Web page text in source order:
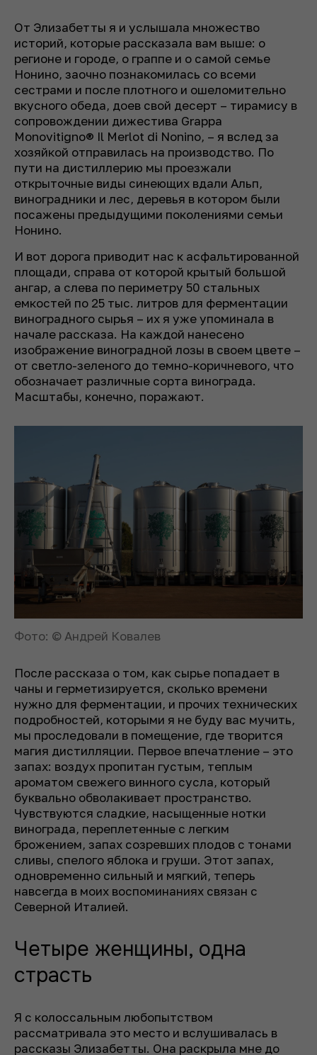
От Элизабетты я и услышала множество
историй, которые рассказала вам выше: о
регионе и городе, о граппе и о самой семье
Нонино, заочно познакомилась со всеми
сестрами и после плотного и ошеломительно
вкусного обеда, доев свой десерт – тирамису в
сопровождении дижестива Grappa
Monovitigno® Il Merlot di Nonino, – я вслед за
хозяйкой отправилась на производство. По
пути на дистиллерию мы проезжали
открыточные виды синеющих вдали Альп,
виноградники и лес, деревья в котором были
посажены предыдущими поколениями семьи
Нонино.
И вот дорога приводит нас к асфальтированной
площади, справа от которой крытый большой
ангар, а слева по периметру 50 стальных
емкостей по 25 тыс. литров для ферментации
виноградного сырья – их я уже упоминала в
начале рассказа. На каждой нанесено
изображение виноградной лозы в своем цвете –
от светло-зеленого до темно-коричневого, что
обозначает различные сорта винограда.
Масштабы, конечно, поражают.
Фото: © Андрей Ковалев
После рассказа о том, как сырье попадает в
чаны и герметизируется, сколько времени
нужно для ферментации, и прочих технических
подробностей, которыми я не буду вас мучить,
мы проследовали в помещение, где творится
магия дистилляции. Первое впечатление – это
запах: воздух пропитан густым, теплым
ароматом свежего винного сусла, который
буквально обволакивает пространство.
Чувствуются сладкие, насыщенные нотки
винограда, переплетенные с легким
брожением, запах созревших плодов с тонами
сливы, спелого яблока и груши. Этот запах,
одновременно сильный и мягкий, теперь
навсегда в моих воспоминаниях связан с
Северной Италией.
Четыре женщины, одна
страсть
Я с колоссальным любопытством
рассматривала это место и вслушивалась в
рассказы Элизабетты. Она раскрыла мне до